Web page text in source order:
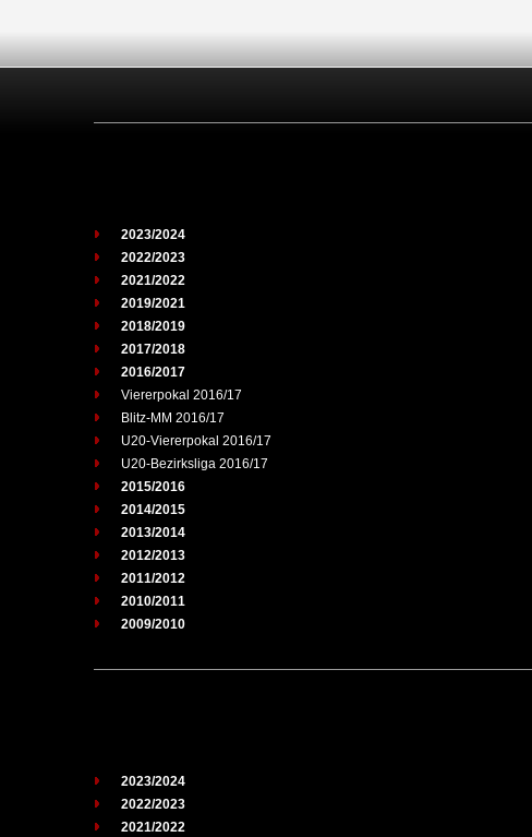
2023/2024
2022/2023
2021/2022
2019/2021
2018/2019
2017/2018
2016/2017
Viererpokal 2016/17
Blitz-MM 2016/17
U20-Viererpokal 2016/17
U20-Bezirksliga 2016/17
2015/2016
2014/2015
2013/2014
2012/2013
2011/2012
2010/2011
2009/2010
2023/2024
2022/2023
2021/2022